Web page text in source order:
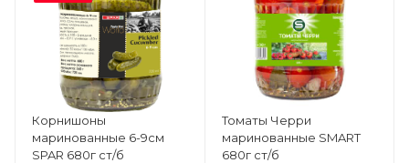
Корнишоны
маринованные 6-9см
SPAR 680г ст/б
Томаты Черри
маринованные SMART
680г ст/б